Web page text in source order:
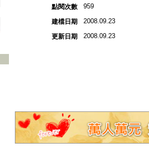
點閱次數
959
建檔日期 2008.09.23
更新日期 2008.09.23